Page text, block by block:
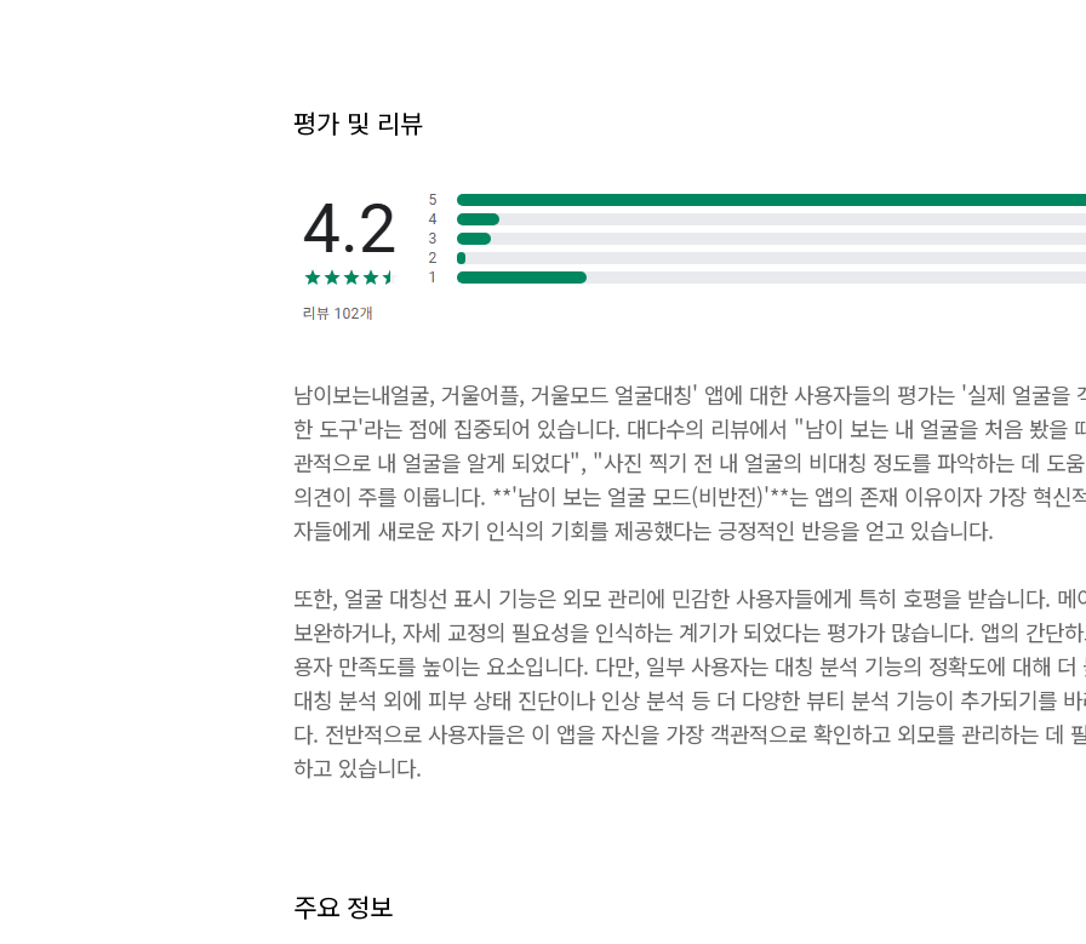
평가 및 리뷰
남이보는내얼굴, 거울어플, 거울모드 얼굴대칭' 앱에 대한 사용자들의 평가는 '실제 얼굴을
한 도구'라는 점에 집중되어 있습니다. 대다수의 리뷰에서 "남이 보는 내 얼굴을 처음 봤을
관적으로 내 얼굴을 알게 되었다", "사진 찍기 전 내 얼굴의 비대칭 정도를 파악하는 데 도
의견이 주를 이룹니다. **'남이 보는 얼굴 모드(비반전)'**는 앱의 존재 이유이자 가장 혁신
자들에게 새로운 자기 인식의 기회를 제공했다는 긍정적인 반응을 얻고 있습니다.
또한, 얼굴 대칭선 표시 기능은 외모 관리에 민감한 사용자들에게 특히 호평을 받습니다.
보완하거나, 자세 교정의 필요성을 인식하는 계기가 되었다는 평가가 많습니다. 앱의 간단
용자 만족도를 높이는 요소입니다. 다만, 일부 사용자는 대칭 분석 기능의 정확도에 대해
대칭 분석 외에 피부 상태 진단이나 인상 분석 등 더 다양한 뷰티 분석 기능이 추가되기를
다. 전반적으로 사용자들은 이 앱을 자신을 가장 객관적으로 확인하고 외모를 관리하는 데
하고 있습니다.
주요 정보